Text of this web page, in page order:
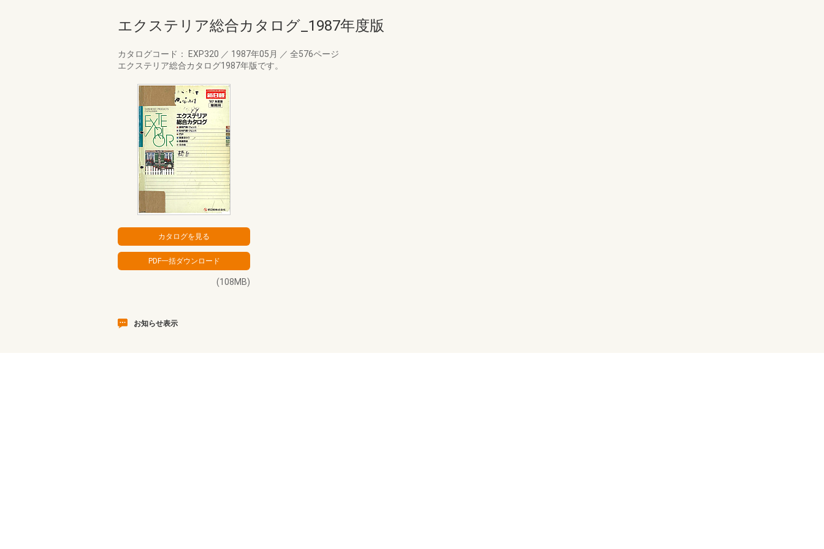
エクステリア総合カタログ_1987年度版
カタログコード： EXP320 ／ 1987年05月 ／ 全576ページ
エクステリア総合カタログ1987年版です。
(108MB)
お知らせ表示